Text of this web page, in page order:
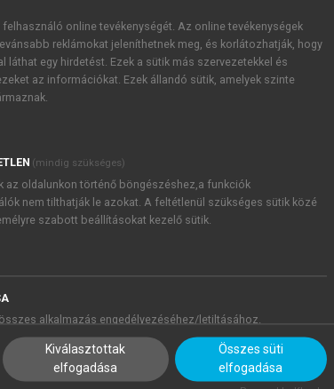
voltak az ógörög időmértékes kardalköltészet
fordítása, Fábchich József teljes görög lírai
töredékes kísérlete). A szerző saját fordítása
nemhelyett) a szabadverses átültetést, amely
az éppen a bemutatott régi, ún. „deákos” költők
fektet a tartalmi hűségre és a stilisztikai
the various attempts to translate Greek
(2009), the author proposes a paradigm shift:
is precisely through the work of the so-called
translation has become widely accepted in
fidelity and stylistic features.
online tevékenységét. Az online tevékenységek
reklámokat jeleníthetnek meg, és korlátozhatják, hogy
láthat egy hirdetést. Ezek a sütik más szervezetekkel és
az információkat. Ezek állandó sütik, amelyek szinte
(mindig szükséges)
az oldalunkon történő böngészéshez,a funkciók
nem tilthatják le azokat. A feltétlenül szükséges sütik közé
szabott beállításokat kezelő sütik.
alkalmazás engedélyezéséhez/letiltásához.
Kiválasztottak
elfogadása
Összes süti
elfogadása